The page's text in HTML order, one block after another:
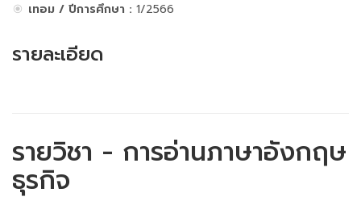
เทอม / ปีการศึกษา : 1/2566
รายละเอียด
รายวิชา - การอ่านภาษาอังกฤษ
ธุรกิจ